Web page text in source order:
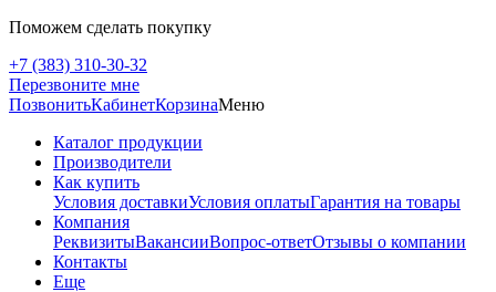
Поможем сделать покупку
+7 (383) 310-30-32
Перезвоните мне
ПозвонитьКабинетКорзинаМеню
Каталог продукции
Производители
Как купить
Условия доставкиУсловия оплатыГарантия на товары
Компания
РеквизитыВакансииВопрос-ответОтзывы о компании
Контакты
Еще